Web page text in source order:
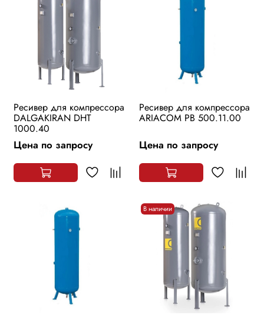
Ресивер для компрессора
DALGAKIRAN DHT
1000.40
Цена по запросу
Ресивер для компрессора
ARIACOM РВ 500.11.00
Цена по запросу
В наличии